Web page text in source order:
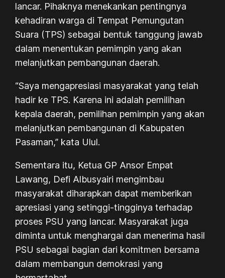
lancar. Pihaknya menekankan pentingnya
kehadiran warga di Tempat Pemungutan
Suara (TPS) sebagai bentuk tanggung jawab
dalam menentukan pemimpin yang akan
melanjutkan pembangunan daerah.
“Saya mengapresiasi masyarakat yang telah
hadir ke TPS. Karena ini adalah pemilihan
kepala daerah, pemilihan pemimpin yang akan
melanjutkan pembangunan di Kabupaten
Pasaman,” kata Ulul.
Sementara itu, Ketua GP Ansor Empat
Lawang, Defi Albusyairi mengimbau
masyarakat diharapkan dapat memberikan
apresiasi yang setinggi-tingginya terhadap
proses PSU yang lancar. Masyarakat juga
diminta untuk menghargai dan menerima hasil
PSU sebagai bagian dari komitmen bersama
dalam membangun demokrasi yang